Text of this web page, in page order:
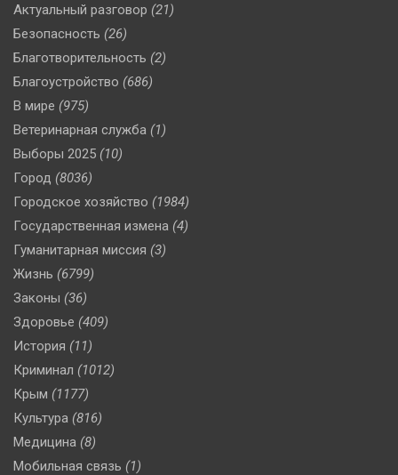
Актуальный разговор (21)
Безопасность (26)
Благотворительность (2)
Благоустройство (686)
В мире (975)
Ветеринарная служба (1)
Выборы 2025 (10)
Город (8036)
Городское хозяйство (1984)
Государственная измена (4)
Гуманитарная миссия (3)
Жизнь (6799)
Законы (36)
Здоровье (409)
История (11)
Криминал (1012)
Крым (1177)
Культура (816)
Медицина (8)
Мобильная связь (1)